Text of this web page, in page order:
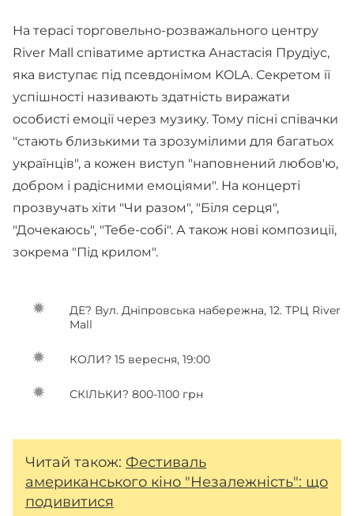
На терасі торговельно-розважального центру
River Mall співатиме артистка Анастасія Прудіус,
яка виступає під псевдонімом KOLA. Секретом її
успішності називають здатність виражати
особисті емоції через музику. Тому пісні співачки
"стають близькими та зрозумілими для багатьох
українців", а кожен виступ "наповнений любов'ю,
добром і радісними емоціями". На концерті
прозвучать хіти "Чи разом", "Біля серця",
"Дочекаюсь", "Тебе-собі". А також нові композиції,
зокрема "Під крилом".
ДЕ? Вул. Дніпровська набережна, 12. ТРЦ River
Mall
КОЛИ? 15 вересня, 19:00
СКІЛЬКИ? 800-1100 грн
Читай також: Фестиваль
американського кіно "Незалежність": що
подивитися